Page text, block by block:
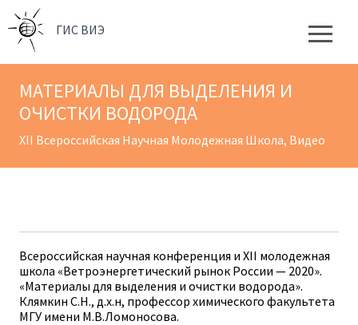
ГИC ВИЭ
МАТЕРИАЛЫ ДЛЯ ВЫДЕЛЕНИЯ И
ОЧИСТКИ ВОДОРОДА
XII Всероссийская Научная Молодежная Школа, Видео
Всероссийская научная конференция и XII молодежная
школа «Ветроэнергетический рынок России — 2020».
«Материалы для выделения и очистки водорода».
Клямкин С.Н., д.х.н, профессор химического факультета
МГУ имени М.В.Ломоносова.